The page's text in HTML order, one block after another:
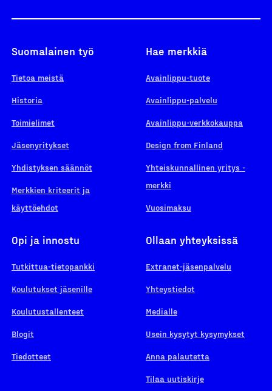
Suomalainen työ
Tietoa meistä
Historia
Toimielimet
Jäsenyritykset
Yhdistyksen säännöt
Merkkien kriteerit ja
käyttöehdot
Hae merkkiä
Avainlippu-tuote
Avainlippu-palvelu
Avainlippu-verkkokauppa
Design from Finland
Yhteiskunnallinen yritys -
merkki
Vuosimaksu
Opi ja innostu
Tutkittua-tietopankki
Koulutukset jäsenille
Koulutustallenteet
Blogit
Tiedotteet
Ollaan yhteyksissä
Extranet-jäsenpalvelu
Yhteystiedot
Medialle
Usein kysytyt kysymykset
Anna palautetta
Tilaa uutiskirje